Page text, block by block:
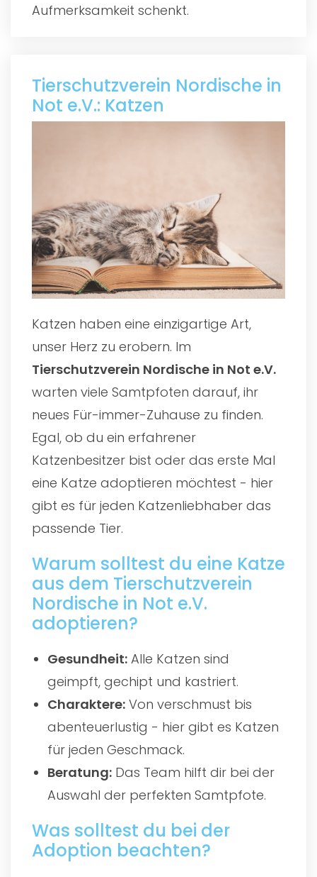
Aufmerksamkeit schenkt.
Tierschutzverein Nordische in
Not e.V.: Katzen
Katzen haben eine einzigartige Art,
unser Herz zu erobern. Im
Tierschutzverein Nordische in Not e.V.
warten viele Samtpfoten darauf, ihr
neues Für-immer-Zuhause zu finden.
Egal, ob du ein erfahrener
Katzenbesitzer bist oder das erste Mal
eine Katze adoptieren möchtest - hier
gibt es für jeden Katzenliebhaber das
passende Tier.
Warum solltest du eine Katze
aus dem Tierschutzverein
Nordische in Not e.V.
adoptieren?
Gesundheit: Alle Katzen sind
geimpft, gechipt und kastriert.
Charaktere: Von verschmust bis
abenteuerlustig - hier gibt es Katzen
für jeden Geschmack.
Beratung: Das Team hilft dir bei der
Auswahl der perfekten Samtpfote.
Was solltest du bei der
Adoption beachten?